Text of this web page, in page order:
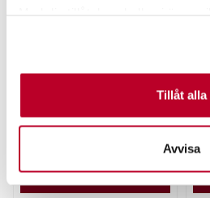
Identifiera din enhet genom
specifika kännetecken
Ta reda på mer om hur dina
Du kan ändra eller dra tillbaka
helst från cookie-förklaringen.
Tillåt alla
Avvisa
DRENNAN DRIFT BEATER
48,00 krTidigare pris:
75,00 kr
75,00 kr
LÄS MER